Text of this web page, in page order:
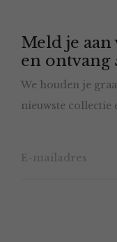
Meld je
en ontvang
We houden je
nieuwste collectie